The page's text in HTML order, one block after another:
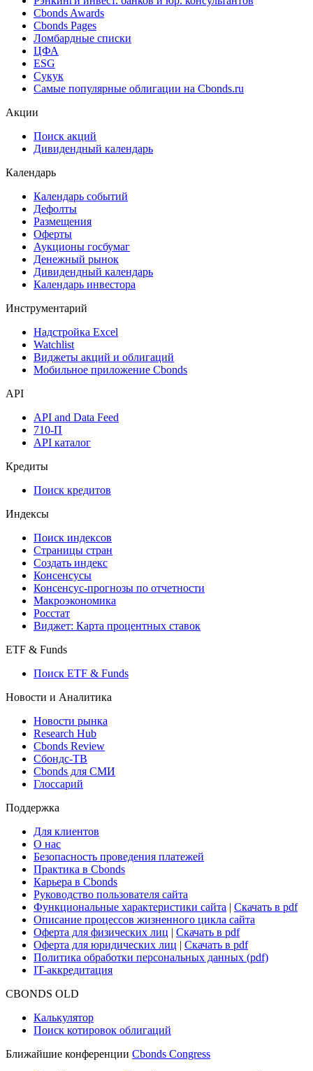
Cbonds Awards
Cbonds Pages
Ломбардные списки
ЦФА
ESG
Сукук
Самые популярные облигации на Cbonds.ru
Акции
Поиск акций
Дивидендный календарь
Календарь
Календарь событий
Дефолты
Размещения
Оферты
Аукционы госбумаг
Денежный рынок
Дивидендный календарь
Календарь инвестора
Инструментарий
Надстройка Excel
Watchlist
Виджеты акций и облигаций
Мобильное приложение Cbonds
API
API and Data Feed
710-П
API каталог
Кредиты
Поиск кредитов
Индексы
Поиск индексов
Страницы стран
Создать индекс
Консенсусы
Консенсус-прогнозы по отчетности
Макроэкономика
Росстат
Виджет: Карта процентных ставок
ETF & Funds
Поиск ETF & Funds
Новости и Аналитика
Новости рынка
Research Hub
Cbonds Review
Сбондс-ТВ
Cbonds для СМИ
Глоссарий
Поддержка
Для клиентов
О нас
Безопасность проведения платежей
Практика в Cbonds
Карьера в Cbonds
Руководство пользователя сайта
Функциональные характеристики сайта | Скачать в pdf
Описание процессов жизненного цикла сайта
Оферта для физических лиц | Скачать в pdf
Оферта для юридических лиц | Скачать в pdf
Политика обработки персональных данных (pdf)
IT-аккредитация
CBONDS OLD
Калькулятор
Поиск котировок облигаций
Ближайшие конференции Cbonds Congress